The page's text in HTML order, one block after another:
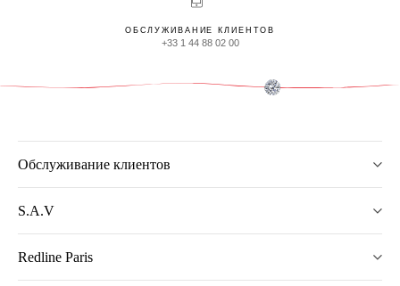
ОБСЛУЖИВАНИЕ КЛИЕНТОВ
+33 1 44 88 02 00
Обслуживание клиентов
S.A.V
Redline Paris